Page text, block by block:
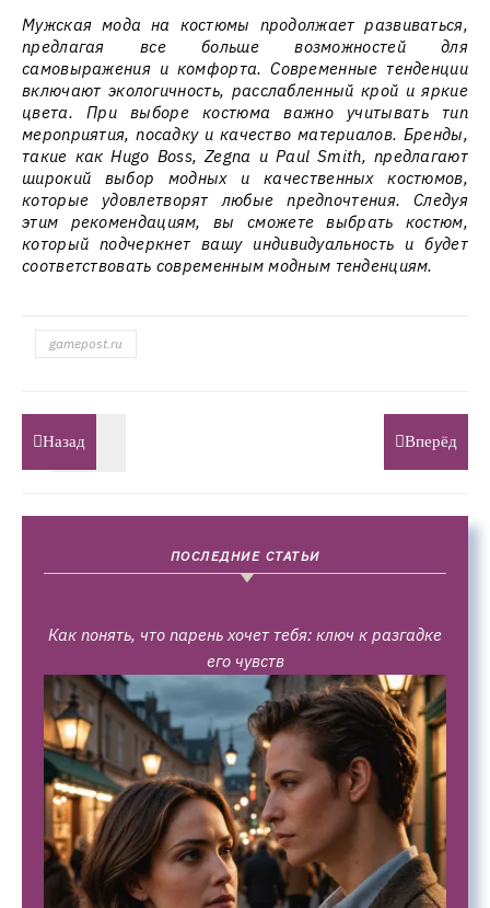
Мужская мода на костюмы продолжает развиваться,
предлагая все больше возможностей для
самовыражения и комфорта. Современные тенденции
включают экологичность, расслабленный крой и яркие
цвета. При выборе костюма важно учитывать тип
мероприятия, посадку и качество материалов. Бренды,
такие как Hugo Boss, Zegna и Paul Smith, предлагают
широкий выбор модных и качественных костюмов,
которые удовлетворят любые предпочтения. Следуя
этим рекомендациям, вы сможете выбрать костюм,
который подчеркнет вашу индивидуальность и будет
соответствовать современным модным тенденциям.
gamepost.ru
Назад Вперёд
ПОСЛЕДНИЕ СТАТЬИ
Как понять, что парень хочет тебя: ключ к разгадке
его чувств